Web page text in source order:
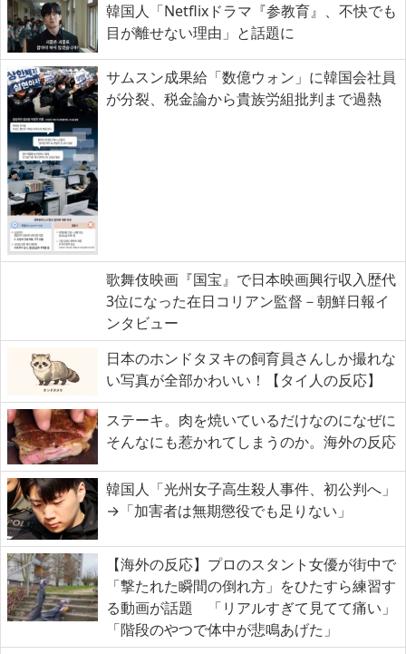
韓国人「Netflixドラマ『参教育』、不快でも
目が離せない理由」と話題に
サムスン成果給「数億ウォン」に韓国会社員
が分裂、税金論から貴族労組批判まで過熱
歌舞伎映画『国宝』で日本映画興行収入歴代
3位になった在日コリアン監督－朝鮮日報イ
ンタビュー
日本のホンドタヌキの飼育員さんしか撮れな
い写真が全部かわいい！【タイ人の反応】
ステーキ。肉を焼いているだけなのになぜに
そんなにも惹かれてしまうのか。海外の反応
韓国人「光州女子高生殺人事件、初公判へ」
→「加害者は無期懲役でも足りない」
【海外の反応】プロのスタント女優が街中で
「撃たれた瞬間の倒れ方」をひたすら練習す
る動画が話題 「リアルすぎて見てて痛い」
「階段のやつで体中が悲鳴あげた」